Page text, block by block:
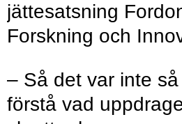
jättesatsning
Forskning och
– Så det var inte
förstå vad